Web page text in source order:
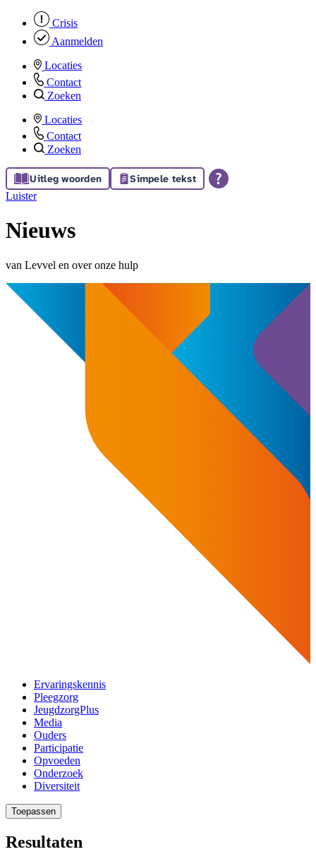
Crisis
Aanmelden
Locaties
Contact
Zoeken
Locaties
Contact
Zoeken
Uitleg woorden Simpele tekst
Luister
Nieuws
van Levvel en over onze hulp
Ervaringskennis
Pleegzorg
JeugdzorgPlus
Media
Ouders
Participatie
Opvoeden
Onderzoek
Diversiteit
Toepassen
Resultaten